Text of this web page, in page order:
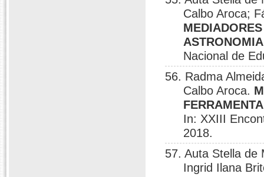
Calbo Aroca;
Nacional de
56. Radma
Calbo Aroca.
In: XXIII
2018.
57. Auta Stella de
Ingrid Ilana